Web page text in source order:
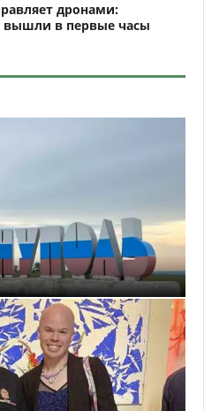
дронами:
вышли в первые часы